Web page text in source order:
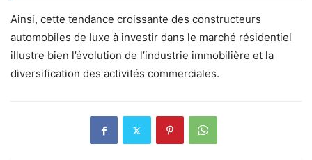
Ainsi, cette tendance croissante des constructeurs
automobiles de luxe à investir dans le marché résidentiel
illustre bien l’évolution de l’industrie immobilière et la
diversification des activités commerciales.